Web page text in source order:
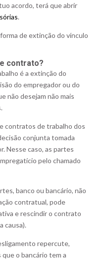
acordo, terá que abrir
.
de extinção do vínculo
contrato?
é a extinção do
do empregador ou do
não desejam não mais
contratos de trabalho dos
conjunta tomada
Nesse caso, as partes
pelo chamado
banco ou bancário, não
contratual, pode
e rescindir o contrato
causa).
repercute,
o bancário tem a